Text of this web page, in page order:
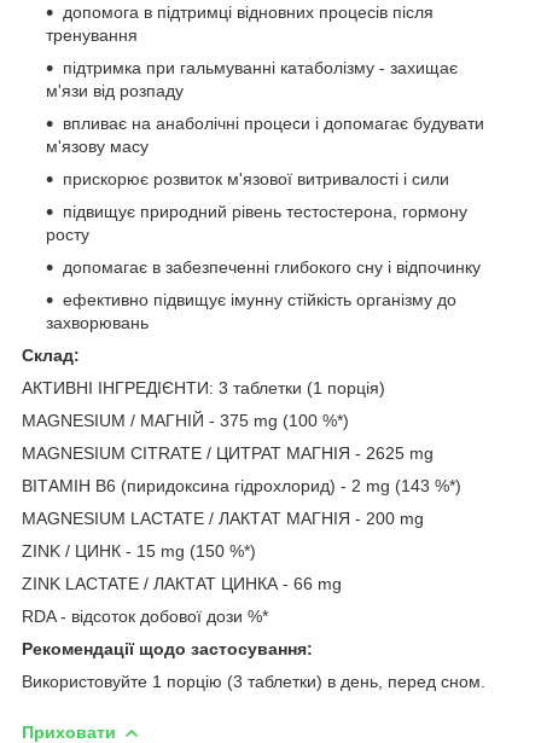
допомога в підтримці відновних процесів після
тренування
підтримка при гальмуванні катаболізму - захищає
м'язи від розпаду
впливає на анаболічні процеси і допомагає будувати
м'язову масу
прискорює розвиток м'язової витривалості і сили
підвищує природний рівень тестостерона, гормону
росту
допомагає в забезпеченні глибокого сну і відпочинку
ефективно підвищує імунну стійкість організму до
захворювань
Склад:
АКТИВНІ ІНГРЕДІЄНТИ: 3 таблетки (1 порція)
MAGNESIUM / МАГНІЙ - 375 mg (100 %*)
MAGNESIUM CITRATE / ЦИТРАТ МАГНІЯ - 2625 mg
ВІТАМІН B6 (пиридоксина гідрохлорид) - 2 mg (143 %*)
MAGNESIUM LACTATE / ЛАКТАТ МАГНІЯ - 200 mg
ZINK / ЦИНК - 15 mg (150 %*)
ZINK LACTATE / ЛАКТАТ ЦИНКА - 66 mg
RDA - відсоток добової дози %*
Рекомендації щодо застосування:
Використовуйте 1 порцію (3 таблетки) в день, перед сном.
Приховати